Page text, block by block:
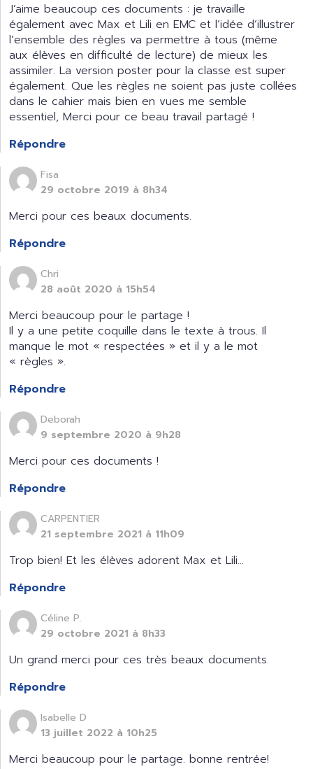
J’aime beaucoup ces documents : je travaille
également avec Max et Lili en EMC et l’idée d’illustrer
l’ensemble des règles va permettre à tous (même
aux élèves en difficulté de lecture) de mieux les
assimiler. La version poster pour la classe est super
également. Que les règles ne soient pas juste collées
dans le cahier mais bien en vues me semble
essentiel, Merci pour ce beau travail partagé !
Répondre
Fisa
29 octobre 2019 à 8h34
Merci pour ces beaux documents.
Répondre
Chri
28 août 2020 à 15h54
Merci beaucoup pour le partage !
Il y a une petite coquille dans le texte à trous. Il
manque le mot « respectées » et il y a le mot
« règles ».
Répondre
Deborah
9 septembre 2020 à 9h28
Merci pour ces documents !
Répondre
CARPENTIER
21 septembre 2021 à 11h09
Trop bien! Et les élèves adorent Max et Lili…
Répondre
Céline P.
29 octobre 2021 à 8h33
Un grand merci pour ces très beaux documents.
Répondre
Isabelle D
13 juillet 2022 à 10h25
Merci beaucoup pour le partage. bonne rentrée!